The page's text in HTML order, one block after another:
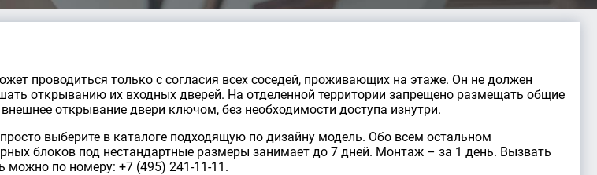
проводиться только с согласия всех соседей, проживающих на этаже. Он не должен
открыванию их входных дверей. На отделенной территории запрещено размещать общие
открывание двери ключом, без необходимости доступа изнутри.
выберите в каталоге подходящую по дизайну модель. Обо всем остальном
блоков под нестандартные размеры занимает до 7 дней. Монтаж – за 1 день. Вызвать
по номеру: +7 (495) 241-11-11.